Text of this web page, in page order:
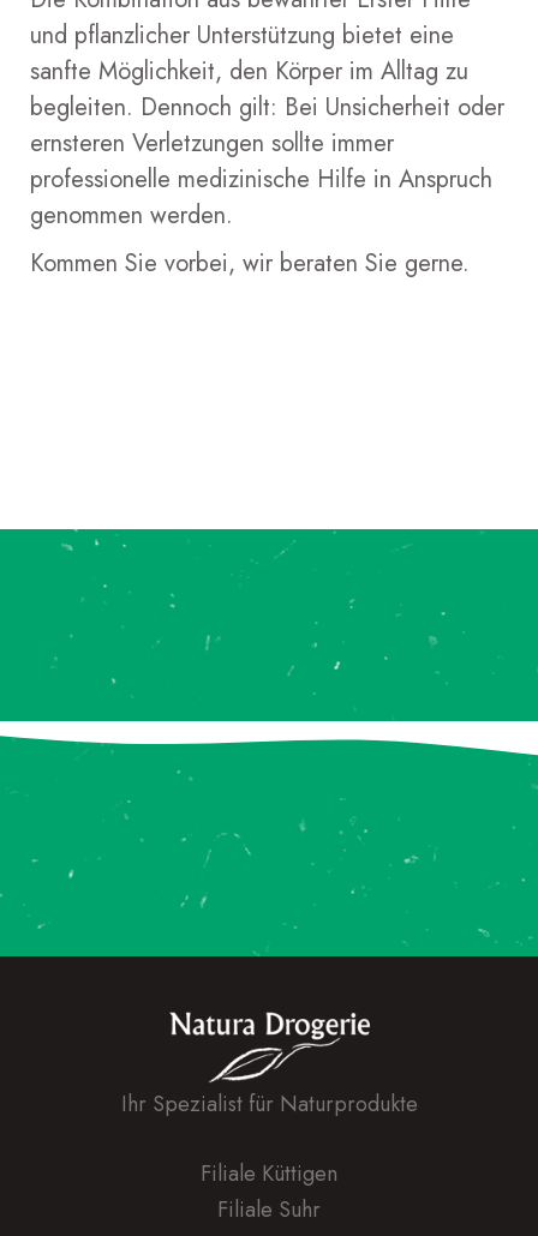
und pflanzlicher Unterstützung bietet eine
sanfte Möglichkeit, den Körper im Alltag zu
begleiten. Dennoch gilt: Bei Unsicherheit oder
ernsteren Verletzungen sollte immer
professionelle medizinische Hilfe in Anspruch
genommen werden.
Kommen Sie vorbei, wir beraten Sie gerne.
Ihr Spezialist für Naturprodukte
Filiale Küttigen
Filiale Suhr